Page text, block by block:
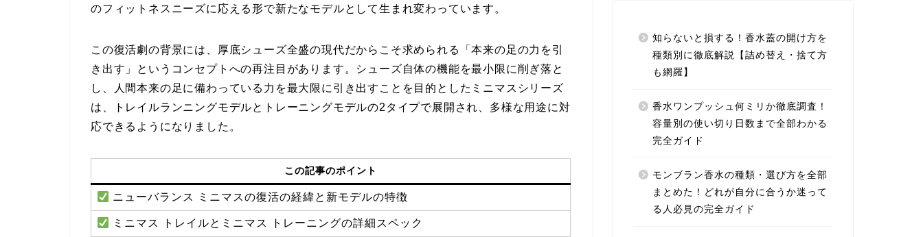
のフィットネスニーズに応える形で新たなモデルとして生まれ変わっています。
この復活劇の背景には、厚底シューズ全盛の現代だからこそ求められる「本来の足の力を引
き出す」というコンセプトへの再注目があります。シューズ自体の機能を最小限に削ぎ落と
し、人間本来の足に備わっている力を最大限に引き出すことを目的としたミニマスシリーズ
は、トレイルランニングモデルとトレーニングモデルの2タイプで展開され、多様な用途に対
応できるようになりました。
この記事のポイント
ニューバランス ミニマスの復活の経緯と新モデルの特徴
ミニマス トレイルとミニマス トレーニングの詳細スペック
知らないと損する！香水蓋の開け方を
種類別に徹底解説【詰め替え・捨て方
も網羅】
香水ワンプッシュ何ミリか徹底調査！
容量別の使い切り日数まで全部わかる
完全ガイド
モンブラン香水の種類・選び方を全部
まとめた！どれが自分に合うか迷って
る人必見の完全ガイド